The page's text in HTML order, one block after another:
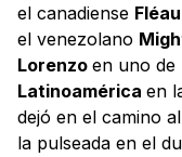
el canadiense Fléau
el venezolano
Lorenzo en uno de
Latinoamérica en
dejó en el camino
la pulseada en el